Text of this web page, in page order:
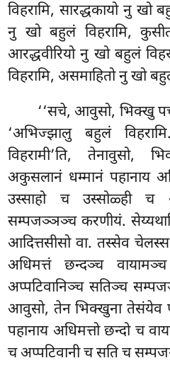
विहरामि, सारद्धकायो नु खो
नु खो बहुलं विहरामि,
आरद्धवीरियो नु खो बहुलं
विहरामि, असमाहितो नु खो
‘‘सचे, आवुसो, भिक्खु
‘अभिज्झालु बहुलं
विहरामी’ति, तेनावुसो,
अकुसलानं धम्मानं पहानाय
उस्साहो च उस्सोळ्ही च
सम्पजञ्ञञ्च करणीयं.
आदित्तसीसो वा. तस्सेव चेलस्स
अधिमत्तं छन्दञ्च
अप्पटिवानिञ्च सतिञ्च
आवुसो, तेन भिक्खुना तेसंयेव
पहानाय अधिमत्तो छन्दो च
च अप्पटिवानी च सति च